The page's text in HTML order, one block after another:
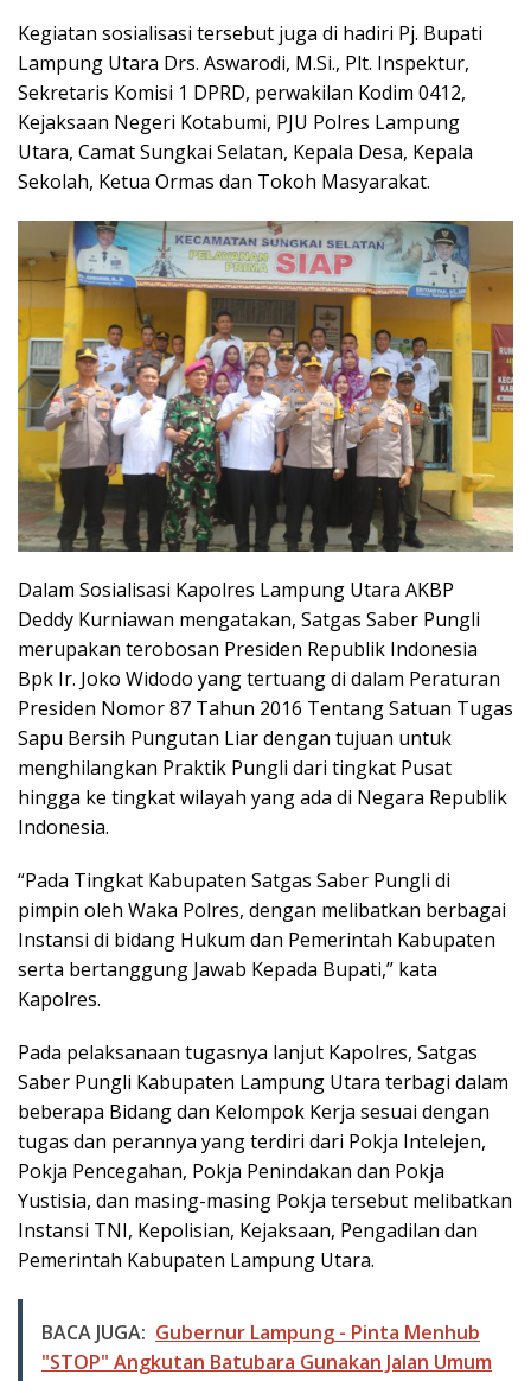
Kegiatan sosialisasi tersebut juga di hadiri Pj. Bupati
Lampung Utara Drs. Aswarodi, M.Si., Plt. Inspektur,
Sekretaris Komisi 1 DPRD, perwakilan Kodim 0412,
Kejaksaan Negeri Kotabumi, PJU Polres Lampung
Utara, Camat Sungkai Selatan, Kepala Desa, Kepala
Sekolah, Ketua Ormas dan Tokoh Masyarakat.
Dalam Sosialisasi Kapolres Lampung Utara AKBP
Deddy Kurniawan mengatakan, Satgas Saber Pungli
merupakan terobosan Presiden Republik Indonesia
Bpk Ir. Joko Widodo yang tertuang di dalam Peraturan
Presiden Nomor 87 Tahun 2016 Tentang Satuan Tugas
Sapu Bersih Pungutan Liar dengan tujuan untuk
menghilangkan Praktik Pungli dari tingkat Pusat
hingga ke tingkat wilayah yang ada di Negara Republik
Indonesia.
“Pada Tingkat Kabupaten Satgas Saber Pungli di
pimpin oleh Waka Polres, dengan melibatkan berbagai
Instansi di bidang Hukum dan Pemerintah Kabupaten
serta bertanggung Jawab Kepada Bupati,” kata
Kapolres.
Pada pelaksanaan tugasnya lanjut Kapolres, Satgas
Saber Pungli Kabupaten Lampung Utara terbagi dalam
beberapa Bidang dan Kelompok Kerja sesuai dengan
tugas dan perannya yang terdiri dari Pokja Intelejen,
Pokja Pencegahan, Pokja Penindakan dan Pokja
Yustisia, dan masing-masing Pokja tersebut melibatkan
Instansi TNI, Kepolisian, Kejaksaan, Pengadilan dan
Pemerintah Kabupaten Lampung Utara.
BACA JUGA: Gubernur Lampung - Pinta Menhub
"STOP" Angkutan Batubara Gunakan Jalan Umum